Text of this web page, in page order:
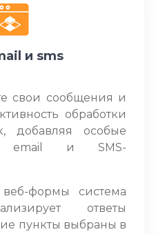
и sms
свои сообщения и
обработки
добавляя особые
email и SMS-
формы система
ответы
пункты выбраны в